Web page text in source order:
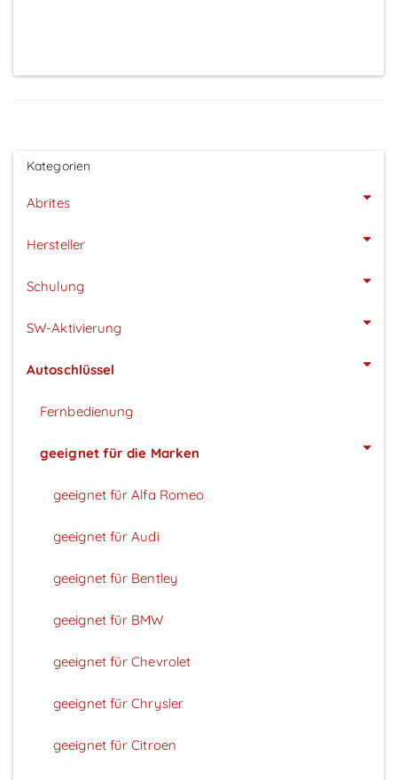
Kategorien
Abrites
Hersteller
Schulung
SW-Aktivierung
Autoschlüssel
Fernbedienung
geeignet für die Marken
geeignet für Alfa Romeo
geeignet für Audi
geeignet für Bentley
geeignet für BMW
geeignet für Chevrolet
geeignet für Chrysler
geeignet für Citroen